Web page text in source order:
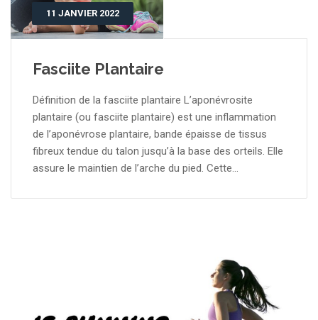
11 JANVIER 2022
Fasciite Plantaire
Définition de la fasciite plantaire L’aponévrosite
plantaire (ou fasciite plantaire) est une inflammation
de l’aponévrose plantaire, bande épaisse de tissus
fibreux tendue du talon jusqu’à la base des orteils. Elle
assure le maintien de l’arche du pied. Cette...